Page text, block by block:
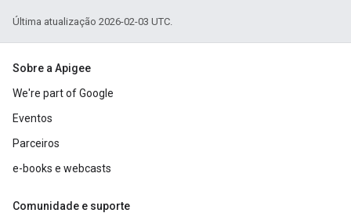
Última atualização 2026-02-03 UTC.
Sobre a Apigee
We're part of Google
Eventos
Parceiros
e-books e webcasts
Comunidade e suporte